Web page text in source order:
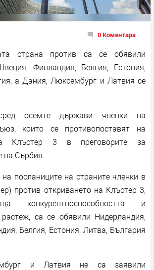
0 Коментара
страна против са се обявили
Финландия, Белгия, Естония,
а Дания, Люксембург и Латвия се
осемте държави членки на
които се противопоставят на
Клъстер 3 в преговорите за
на Сърбия.
посланиците на страните членки в
против откриването на Клъстер 3,
конкурентноспособността и
са се обявили Нидерландия,
Белгия, Естония, Литва, България
и Латвия не са заявили